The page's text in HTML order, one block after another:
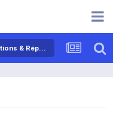
Sony Ericsson Xperia Arc S - Aides, Questions & Réponses